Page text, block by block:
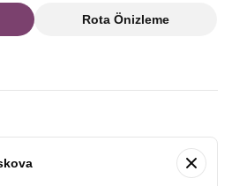
Rota Önizleme